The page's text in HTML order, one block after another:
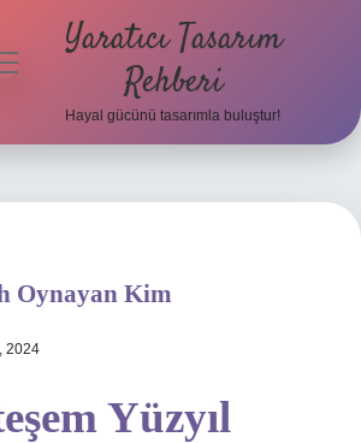
Yaratıcı Tasarım
Rehberi
Hayal gücünü tasarımla buluştur!
Oynayan Kim
2024
Yüzyıl